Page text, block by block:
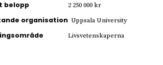
belopp 2 250 000 kr
organisation Uppsala University
Livsvetenskaperna